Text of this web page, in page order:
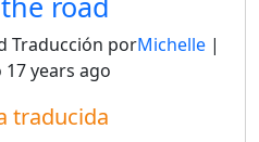
Traducción porMichelle |
17 years ago
traducida